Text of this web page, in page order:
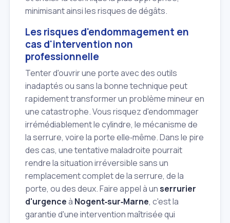
minimisant ainsi les risques de dégâts.
Les risques d'endommagement en
cas d'intervention non
professionnelle
Tenter d'ouvrir une porte avec des outils
inadaptés ou sans la bonne technique peut
rapidement transformer un problème mineur en
une catastrophe. Vous risquez d'endommager
irrémédiablement le cylindre, le mécanisme de
la serrure, voire la porte elle‑même. Dans le pire
des cas, une tentative maladroite pourrait
rendre la situation irréversible sans un
remplacement complet de la serrure, de la
porte, ou des deux. Faire appel à unserrurier
d'urgenceà Nogent‑sur‑Marne, c'est la
garantie d'une intervention maîtrisée qui